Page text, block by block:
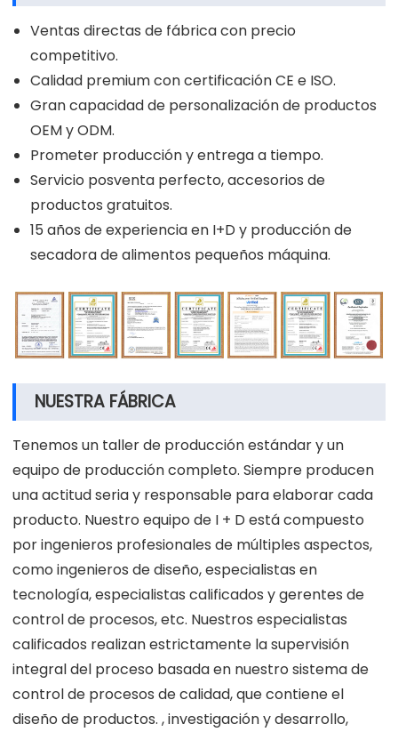
Ventas directas de fábrica con precio
competitivo.
Calidad premium con certificación CE e ISO.
Gran capacidad de personalización de productos
OEM y ODM.
Prometer producción y entrega a tiempo.
Servicio posventa perfecto, accesorios de
productos gratuitos.
15 años de experiencia en I+D y producción de
secadora de alimentos pequeños máquina.
NUESTRA FÁBRICA
Tenemos un taller de producción estándar y un
equipo de producción completo. Siempre producen
una actitud seria y responsable para elaborar cada
producto. Nuestro equipo de I + D está compuesto
por ingenieros profesionales de múltiples aspectos,
como ingenieros de diseño, especialistas en
tecnología, especialistas calificados y gerentes de
control de procesos, etc. Nuestros especialistas
calificados realizan estrictamente la supervisión
integral del proceso basada en nuestro sistema de
control de procesos de calidad, que contiene el
diseño de productos. , investigación y desarrollo,